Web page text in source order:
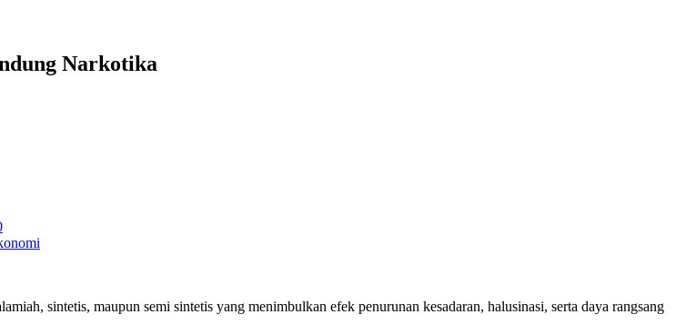
Narkotika
sintetis, maupun semi sintetis yang menimbulkan efek penurunan kesadaran, halusinasi, serta daya rangsang